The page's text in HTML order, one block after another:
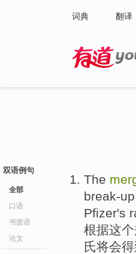
词典 翻译
双语例句
全部
口语
书面语
论文
The
break-
Pfizer's
根据这个
氏将会